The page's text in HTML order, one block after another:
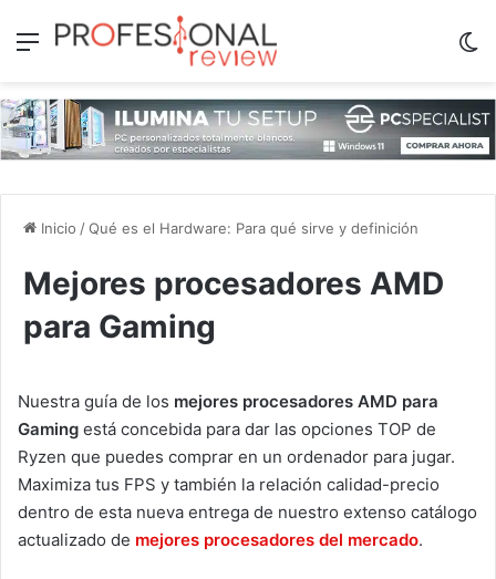
Menú
Inicio /Qué es el Hardware: Para qué sirve y definición
Mejores procesadores AMD
para Gaming
Nuestra guía de los mejores procesadores AMD para
Gaming está concebida para dar las opciones TOP de
Ryzen que puedes comprar en un ordenador para jugar.
Maximiza tus FPS y también la relación calidad-precio
dentro de esta nueva entrega de nuestro extenso catálogo
actualizado de mejores procesadores del mercado.